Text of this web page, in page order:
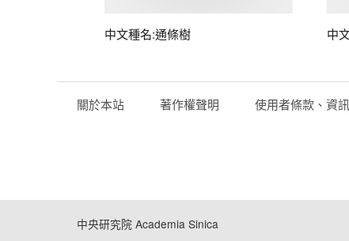
中文種名:通條樹 中
關於本站 著作權聲明 使用者條款、資
中央研究院 Academia Sinica